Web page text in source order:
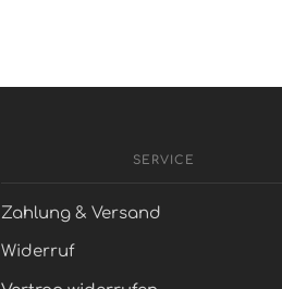
SERVICE
Zahlung & Versand
Widerruf